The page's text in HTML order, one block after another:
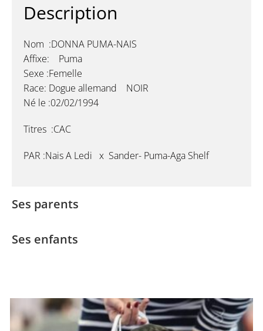
Description
Nom :DONNA PUMA-NAIS
Affixe: Puma
Sexe :Femelle
Race: Dogue allemand NOIR
Né le :02/02/1994
Titres :CAC
PAR :Nais A Ledi x Sander- Puma-Aga Shelf
Ses parents
Ses enfants